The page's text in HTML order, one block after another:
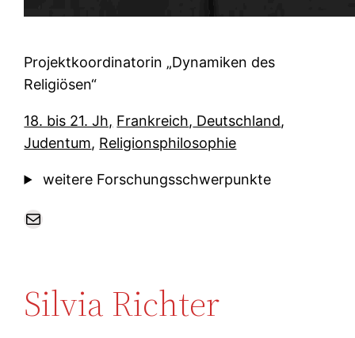
Projektkoordinatorin „Dynamiken des
Religiösen“
18. bis 21. Jh, Frankreich, Deutschland,
Judentum, Religionsphilosophie
weitere Forschungsschwerpunkte
E-Mail
Silvia Richter